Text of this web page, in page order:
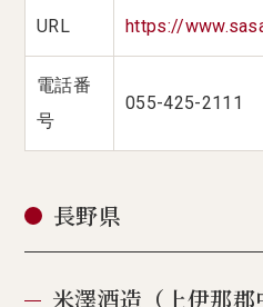
URL https://
電話番
号
055-425-2111
長野県